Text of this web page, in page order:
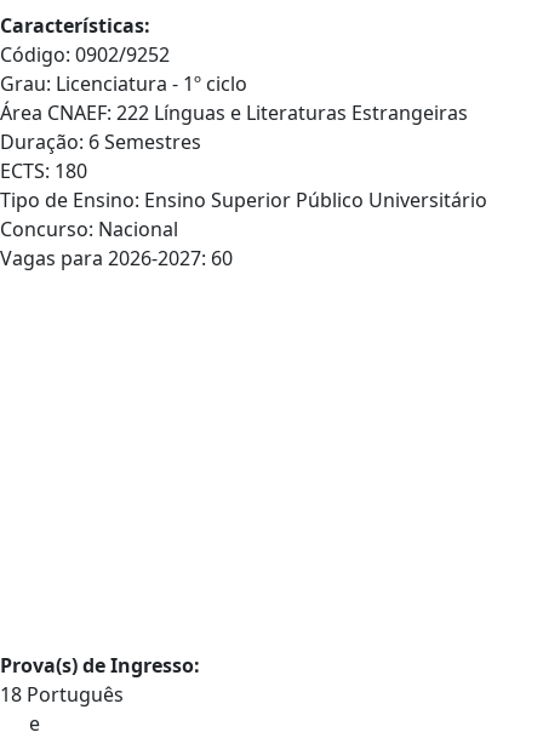
Características:
Código: 0902/9252
Grau: Licenciatura - 1º ciclo
Área CNAEF: 222 Línguas e Literaturas Estrangeiras
Duração: 6 Semestres
ECTS: 180
Tipo de Ensino: Ensino Superior Público Universitário
Concurso: Nacional
Vagas para 2026-2027: 60
Prova(s) de Ingresso:
18 Português
e